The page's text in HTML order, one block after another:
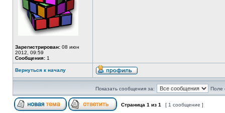
Зарегистрирован: 08 июн
2012, 09:59
Сообщения: 1
Вернуться к началу
Показать сообщения за: Поле
Страница 1 из 1 [ 1 сообщение ]